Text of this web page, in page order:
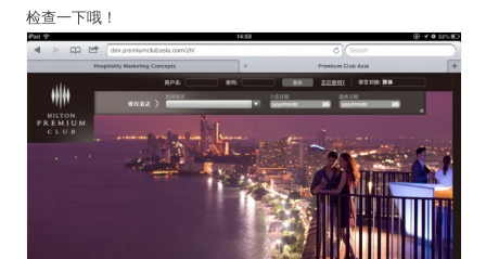
检查一下哦！